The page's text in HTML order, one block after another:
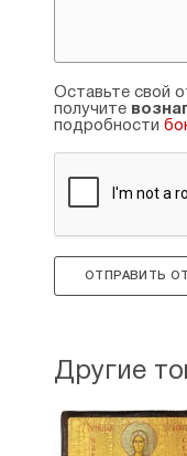
Оставьте свой
получите
подробности
ОТПРАВИТЬ
Другие